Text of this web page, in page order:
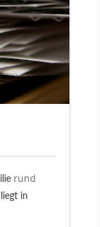
rund
in